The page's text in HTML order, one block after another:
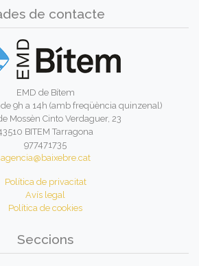
de contacte
EMD de Bítem
9h a 14h (amb freqüència quinzenal)
Mossèn Cinto Verdaguer, 23
BITEM Tarragona
977471735
agencia@baixebre.cat
Política de privacitat
Avís legal
Política de cookies
Seccions